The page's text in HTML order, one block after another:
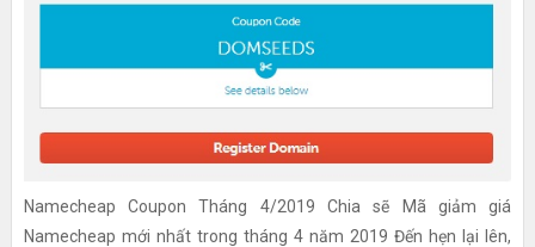
Namecheap Coupon Tháng 4/2019 Chia sẽ Mã giảm giá
Namecheap mới nhất trong tháng 4 năm 2019 Đến hẹn lại lên,